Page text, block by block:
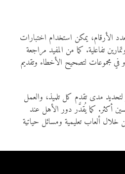
الأرقام، يمكن استخدام اختبارات
تفاعلية. كما من المفيد مراجعة
في مجموعات لتصحيح الأخطاء وتقديم
لتحديد مدى تقدم كل تلميذ، والعمل
أكثر. كما يُقدَّر دور الأهل عند
خلال ألعاب تعليمية ومسائل حياتية